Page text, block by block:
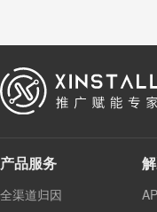
产品服务
全渠道归因